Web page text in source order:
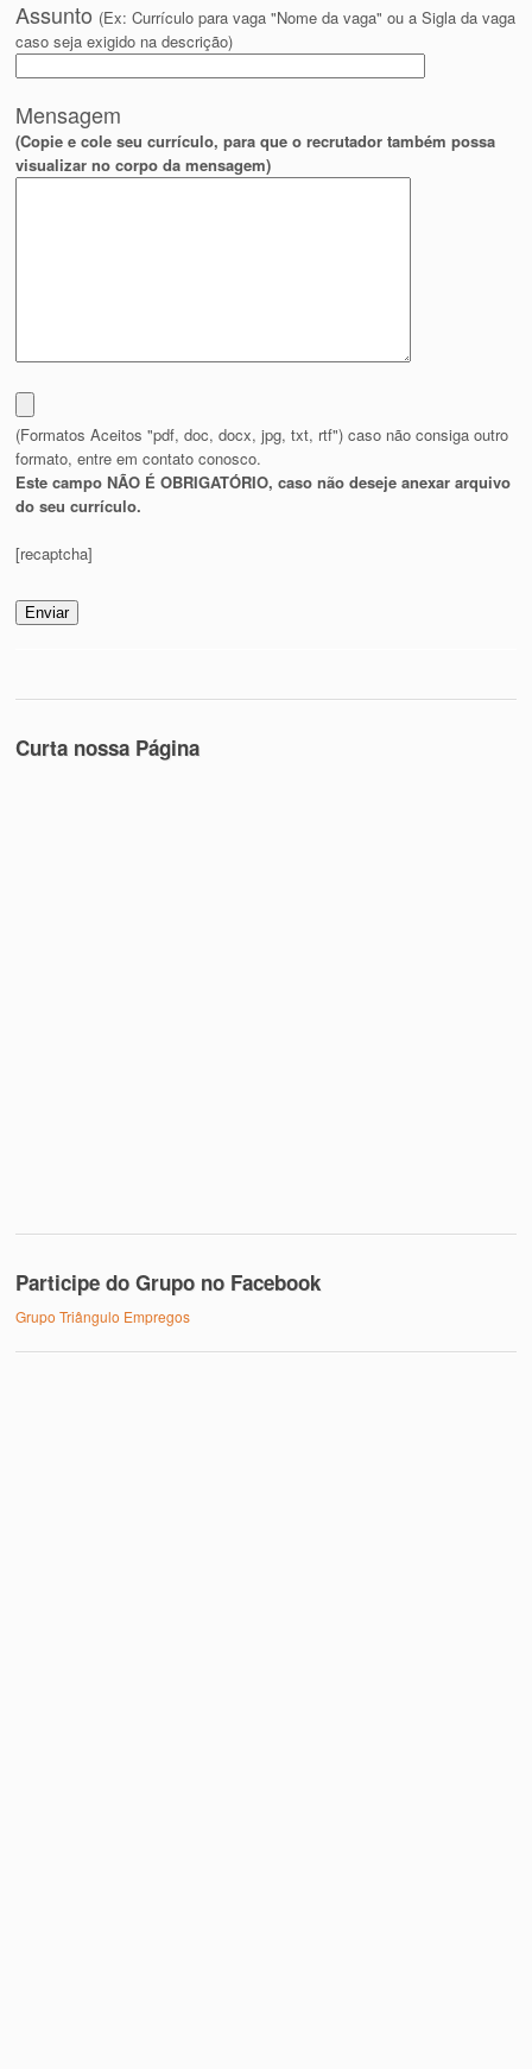
Assunto (Ex: Currículo para vaga "Nome da vaga" ou a Sigla da vaga
caso seja exigido na descrição)
Mensagem
(Copie e cole seu currículo, para que o recrutador também possa
visualizar no corpo da mensagem)
(Formatos Aceitos "pdf, doc, docx, jpg, txt, rtf") caso não consiga outro
formato, entre em contato conosco.
Este campo NÃO É OBRIGATÓRIO, caso não deseje anexar arquivo
do seu currículo.
[recaptcha]
Curta nossa Página
Participe do Grupo no Facebook
Grupo Triângulo Empregos